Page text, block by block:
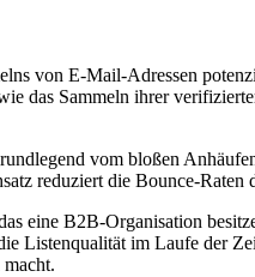
von E-Mail-Adressen
das Sammeln ihrer
vom bloßen
reduziert die Bounce-
eine B2B-Organisation
Listenqualität im Laufe der